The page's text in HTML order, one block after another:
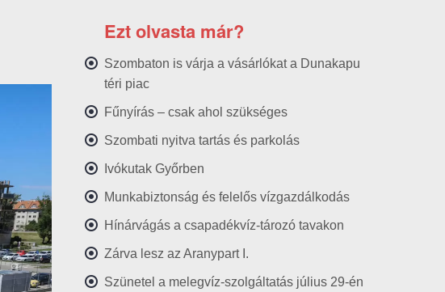
Ezt olvasta már?
Szombaton is várja a vásárlókat a Dunakapu
téri piac
Fűnyírás – csak ahol szükséges
Szombati nyitva tartás és parkolás
Ivókutak Győrben
Munkabiztonság és felelős vízgazdálkodás
Hínárvágás a csapadékvíz-tározó tavakon
Zárva lesz az Aranypart I.
Szünetel a melegvíz-szolgáltatás július 29-én